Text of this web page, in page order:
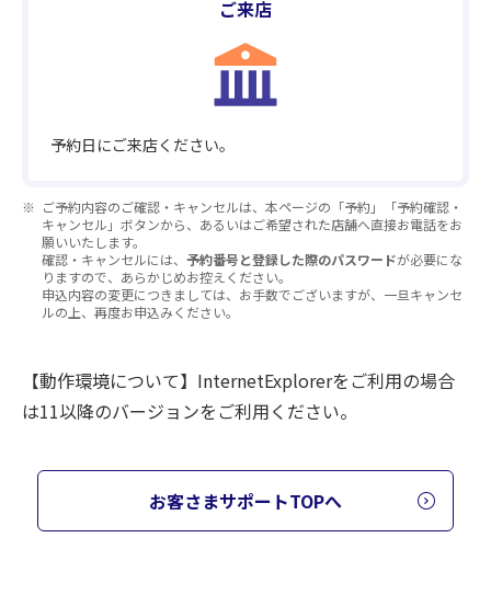
ご来店
予約日にご来店ください。
ご予約内容のご確認・キャンセルは、本ページの「予約」「予約確認・
キャンセル」ボタンから、あるいはご希望された店舗へ直接お電話をお
願いいたします。
確認・キャンセルには、 予約番号と登録した際のパスワードが必要にな
りますので、あらかじめお控えください。
申込内容の変更につきましては、お手数でございますが、一旦キャンセ
ルの上、再度お申込みください。
【動作環境について】InternetExplorerをご利用の場合
は11以降のバージョンをご利用ください。
お客さまサポートTOPへ